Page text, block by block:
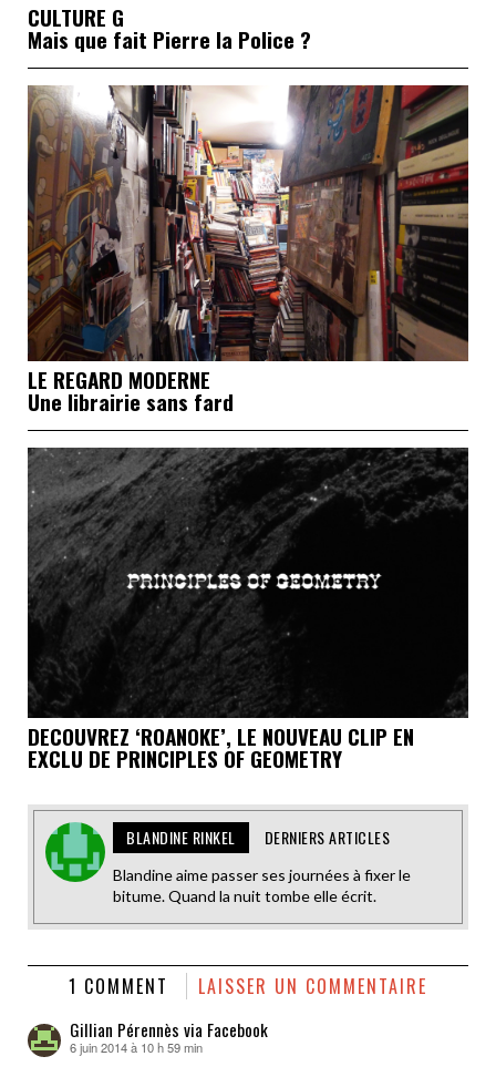
CULTURE G
Mais que fait Pierre la Police ?
LE REGARD MODERNE
Une librairie sans fard
DECOUVREZ ‘ROANOKE’, LE NOUVEAU CLIP EN
EXCLU DE PRINCIPLES OF GEOMETRY
BLANDINE RINKEL DERNIERS ARTICLES
Blandine aime passer ses journées à fixer le
bitume. Quand la nuit tombe elle écrit.
1 COMMENT LAISSER UN COMMENTAIRE
Gillian Pérennès via Facebook
dit :
6 juin 2014 à 10 h 59 min